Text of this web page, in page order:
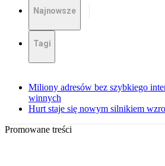
Najnowsze
Tagi
Miliony adresów bez szybkiego
winnych
Hurt staje się nowym silnikiem
Promowane treści